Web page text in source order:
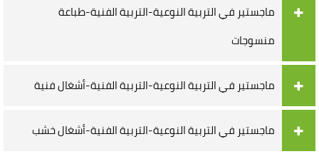
ماجستير في التربية النوعية-التربية الفنية-طباعة
منسوجات
ماجستير في التربية النوعية-التربية الفنية-أشغال فنية
ماجستير في التربية النوعية-التربية الفنية-أشغال خشب